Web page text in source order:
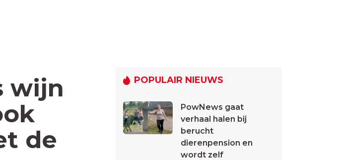
wijn
de
POPULAIR NIEUWS
PowNews gaat
verhaal halen bij
berucht
dierenpension en
wordt zelf